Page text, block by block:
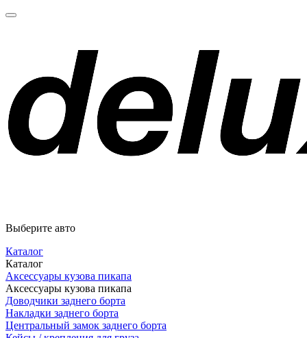
Выберите авто
Каталог
Каталог
Аксессуары кузова пикапа
Аксессуары кузова пикапа
Доводчики заднего борта
Накладки заднего борта
Центральный замок заднего борта